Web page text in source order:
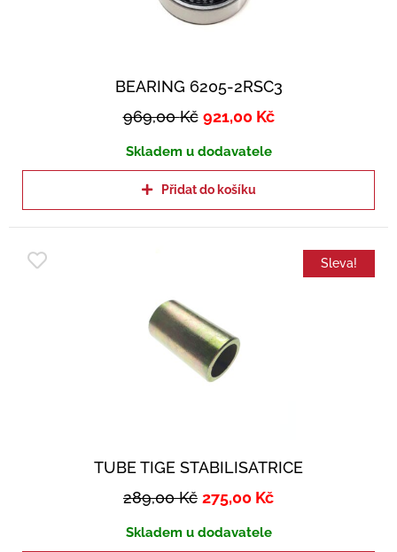
BEARING 6205-2RSC3
969,00Kč 921,00 Kč
Skladem u dodavatele
Přidat do košíku
Sleva!
TUBE TIGE STABILISATRICE
289,00Kč 275,00 Kč
Skladem u dodavatele